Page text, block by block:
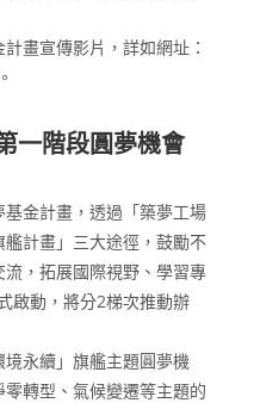
畫宣傳影片，詳如網址：
。
一階段圓夢機會
金計畫，透過「築夢工場
計畫」三大途徑，鼓勵不
，拓展國際視野、學習專
啟動，將分2梯次推動辦
永續」旗艦主題圓夢機
轉型、氣候變遷等主題的